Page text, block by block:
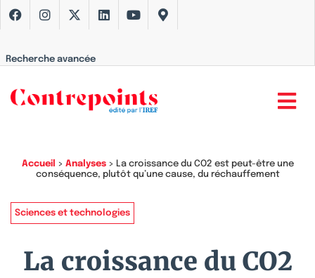
Recherche avancée
Accueil > Analyses> La croissance du CO2 est peut-être une
conséquence, plutôt qu’une cause, du réchauffement
Sciences et technologies
La croissance du CO2